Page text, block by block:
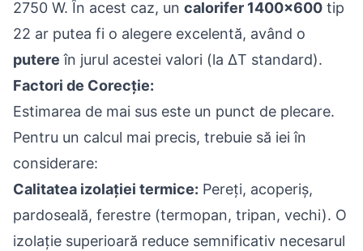
2750 W. În acest caz, un calorifer 1400x600 tip
22 ar putea fi o alegere excelentă, având o
putere în jurul acestei valori (la ΔT standard).
Factori de Corecție:
Estimarea de mai sus este un punct de plecare.
Pentru un calcul mai precis, trebuie să iei în
considerare:
Calitatea izolației termice: Pereți, acoperiș,
pardoseală, ferestre (termopan, tripan, vechi). O
izolație superioară reduce semnificativ necesarul